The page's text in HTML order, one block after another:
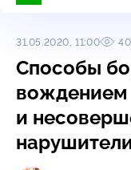
31.05.2020, 11:00
Способы
вождением
и